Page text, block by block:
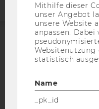
ACCREDITED BY:
Mithilfe dieser
unser Angebot
unsere Website
anpassen. Dabei
statistisch
Name
_pk_id